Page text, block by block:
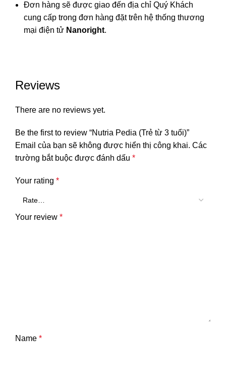
Đơn hàng sẽ được giao đến địa chỉ Quý Khách
cung cấp trong đơn hàng đặt trên hệ thống thương
mại điện tử Nanoright.
Reviews
There are no reviews yet.
Be the first to review “Nutria Pedia (Trẻ từ 3 tuổi)”
Email của bạn sẽ không được hiển thị công khai. Các
trường bắt buộc được đánh dấu *
Your rating *
Your review *
Name *